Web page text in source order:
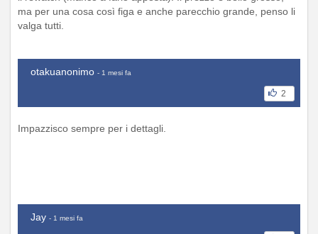
ma per una cosa così figa e anche parecchio grande, penso li
valga tutti.
otakuanonimo - 1 mesi fa
2
Impazzisco sempre per i dettagli.
Jay - 1 mesi fa